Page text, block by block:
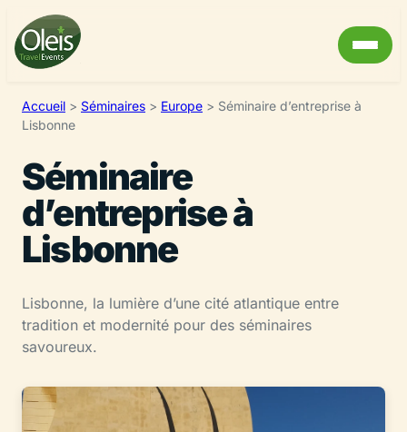
Accueil > Séminaires > Europe > Séminaire d’entreprise à
Lisbonne
Séminaire
d’entreprise à
Lisbonne
Lisbonne, la lumière d’une cité atlantique entre
tradition et modernité pour des séminaires
savoureux.